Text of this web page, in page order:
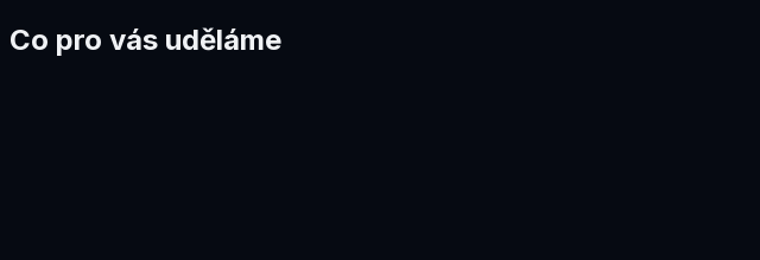
Co pro vás uděláme